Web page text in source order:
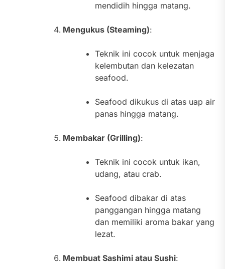
mendidih hingga matang.
Mengukus (Steaming):
Teknik ini cocok untuk menjaga
kelembutan dan kelezatan
seafood.
Seafood dikukus di atas uap air
panas hingga matang.
Membakar (Grilling):
Teknik ini cocok untuk ikan,
udang, atau crab.
Seafood dibakar di atas
panggangan hingga matang
dan memiliki aroma bakar yang
lezat.
Membuat Sashimi atau Sushi: